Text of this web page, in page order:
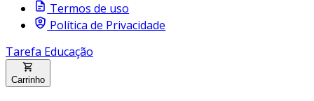
Termos de uso
Política de Privacidade
Tarefa Educação
Carrinho